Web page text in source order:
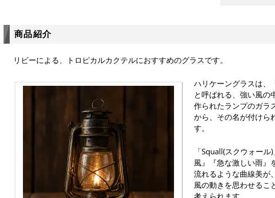
商品紹介
リビーによる、トロピカルカクテルにおすすめのグラスです。
ハリケーングラスは、
と呼ばれる、強い風の
作られたランプのガラ
から、その名が付けら
す。
「Squall(スクウォー
風』『急な激しい雨』
流れるような曲線美が
風の動きを思わせるこ